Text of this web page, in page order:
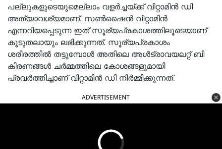
പല്ലുകളുടെയുമെല്ലാം വളര്‍ച്ചയ്ക്ക് വിറ്റാമിന്‍ ഡി
അത്യാവശ്യമാണ്. സണ്‍ഷൈന്‍ വിറ്റാമിന്‍
എന്നറിയപ്പെടുന്ന ഇത് സൂര്യപ്രകാശത്തിലൂടെയാണ്
കൂടുതലായും ലഭിക്കുന്നത്. സൂര്യപ്രകാശം
ശരീരത്തില്‍ തട്ടുമ്പോള്‍ അതിലെ അള്‍ട്രാവയലറ്റ് ബി
കിരണങ്ങള്‍ ചര്‍മ്മത്തിലെ കോശങ്ങളുമായി
പ്രവര്‍ത്തിച്ചാണ് വിറ്റാമിന്‍ ഡി നിര്‍മ്മിക്കുന്നത്.
ADVERTISEMENT